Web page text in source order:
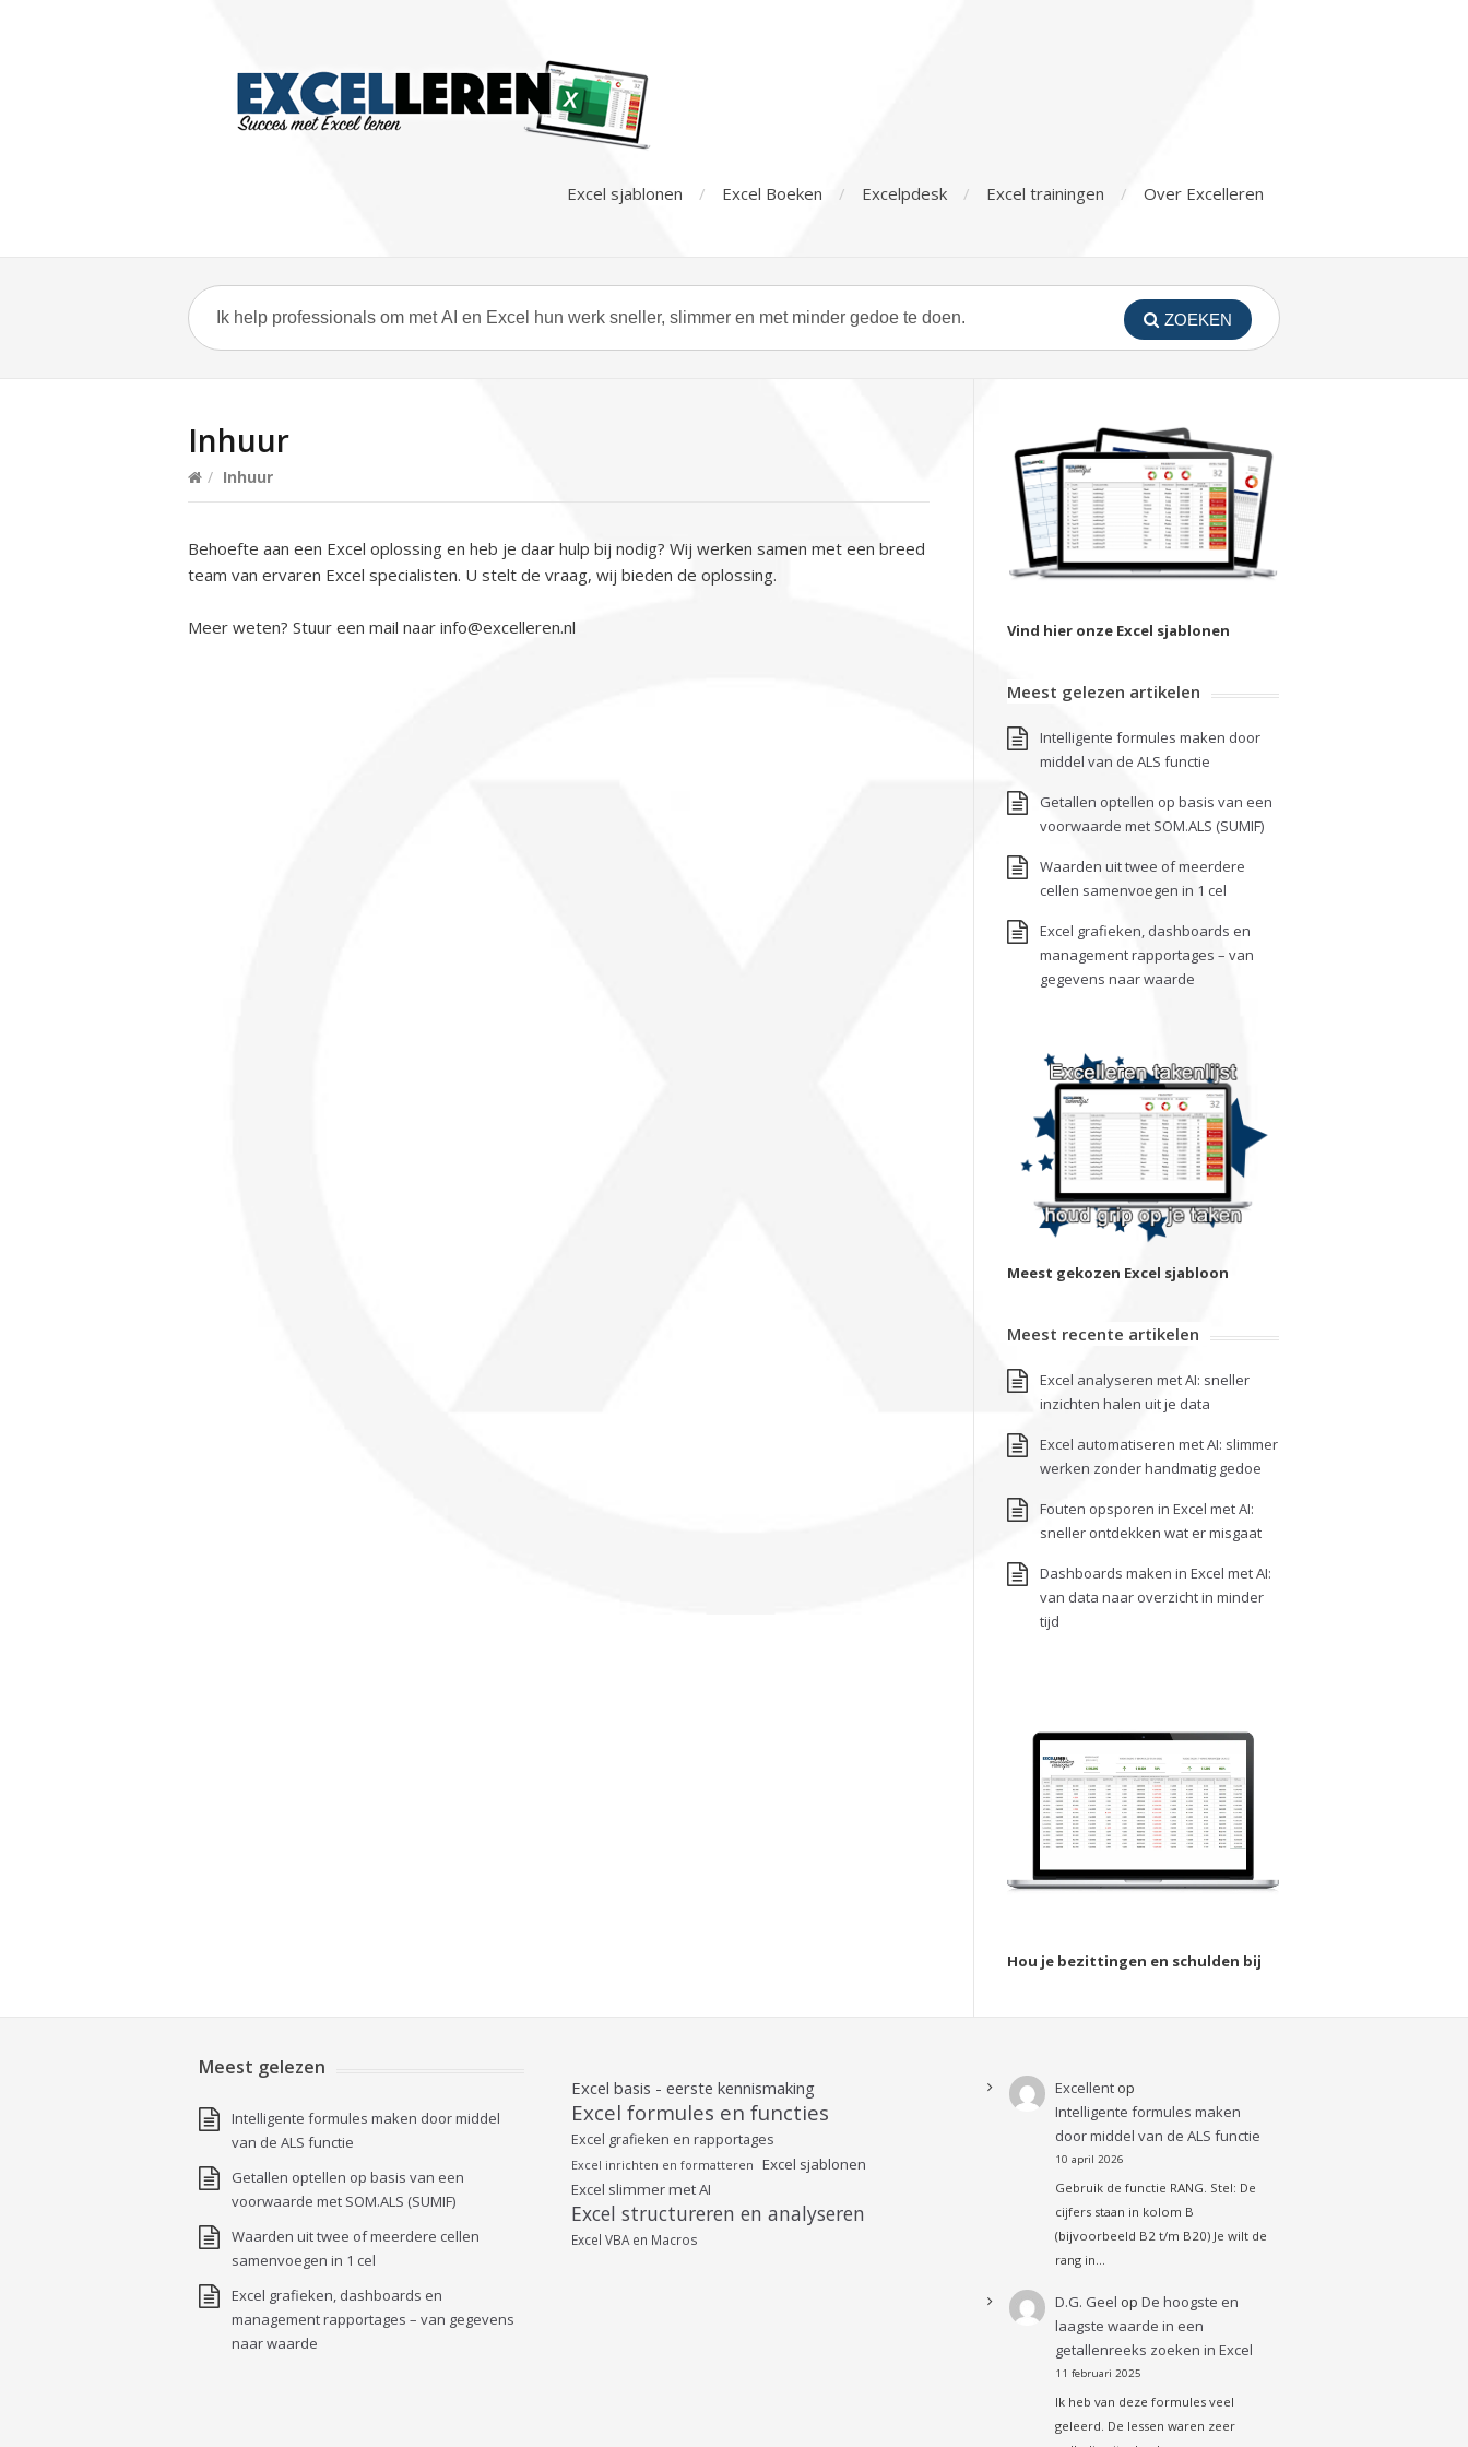
Excel sjablonen Excel Boeken Excelpdesk Excel trainingen Over Excelleren
ZOEKEN
Inhuur
/ Inhuur
Behoefte aan een Excel oplossing en heb je daar hulp bij nodig? Wij werken samen met een breed
team van ervaren Excel specialisten. U stelt de vraag, wij bieden de oplossing.
Meer weten? Stuur een mail naar info@excelleren.nl Vind hier onze Excel sjablonen
Meest gelezen artikelen
Intelligente formules maken door
middel van de ALS functie
Getallen optellen op basis van een
voorwaarde met SOM.ALS (SUMIF)
Waarden uit twee of meerdere
cellen samenvoegen in 1 cel
Excel grafieken, dashboards en
management rapportages – van
gegevens naar waarde
Meest gekozen Excel sjabloon
Meest recente artikelen
Excel analyseren met AI: sneller
inzichten halen uit je data
Excel automatiseren met AI: slimmer
werken zonder handmatig gedoe
Fouten opsporen in Excel met AI:
sneller ontdekken wat er misgaat
Dashboards maken in Excel met AI:
van data naar overzicht in minder
tijd
Hou je bezittingen en schulden bij
Meest gelezen
Intelligente formules maken door middel
van de ALS functie
Getallen optellen op basis van een
voorwaarde met SOM.ALS (SUMIF)
Waarden uit twee of meerdere cellen
samenvoegen in 1 cel
Excel grafieken, dashboards en
management rapportages – van gegevens
naar waarde
Excel basis - eerste kennismaking
Excel formules en functies
Excel grafieken en rapportages
Excel inrichten en formatteren
Excel sjablonen
Excel slimmer met AI
Excel structureren en analyseren
Excel VBA en Macros
Excellent op
Intelligente formules maken
door middel van de ALS functie
10 april 2026
Gebruik de functie RANG. Stel: De
cijfers staan in kolom B
(bijvoorbeeld B2 t/m B20) Je wilt de
rang in…
D.G. Geel opDe hoogste en
laagste waarde in een
getallenreeks zoeken in Excel
11 februari 2025
Ik heb van deze formules veel
geleerd. De lessen waren zeer